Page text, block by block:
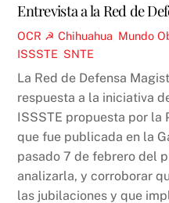
Entrevista a la Red de
OCR ☭ Chihuahua Mundo
ISSSTE SNTE
La Red de Defensa
respuesta a la iniciativa
ISSSTE propuesta por la
que fue publicada en la
pasado 7 de febrero del
analizarla, y corroborar
las jubilaciones y que